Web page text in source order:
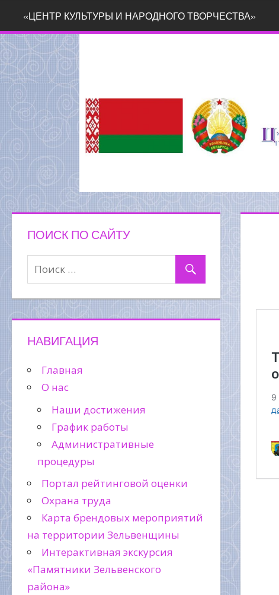
содержимому
«ЦЕНТР КУЛЬТУРЫ И НАРОДНОГО ТВОРЧЕСТВА»
ПОИСК ПО САЙТУ
НАВИГАЦИЯ
Главная
О нас
Наши достижения
График работы
Административные
процедуры
Портал рейтинговой оценки
Охрана труда
Карта брендовых мероприятий
на территории Зельвенщины
Интерактивная экскурсия
«Памятники Зельвенского
района»